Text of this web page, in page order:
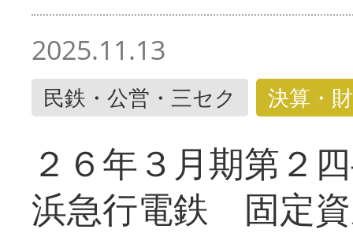
2025.11.13
民鉄・公営・三セク 決算・
２６年３月期第２
浜急行電鉄 固定